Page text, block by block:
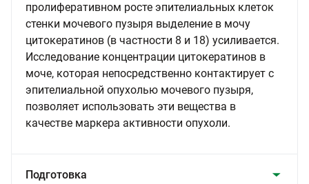
пролиферативном росте эпителиальных клеток
стенки мочевого пузыря выделение в мочу
цитокератинов (в частности 8 и 18) усиливается.
Исследование концентрации цитокератинов в
моче, которая непосредственно контактирует с
эпителиальной опухолью мочевого пузыря,
позволяет использовать эти вещества в
качестве маркера активности опухоли.
Подготовка